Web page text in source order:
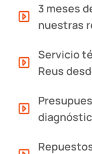
3 meses
nuestras
Servicio
Reus